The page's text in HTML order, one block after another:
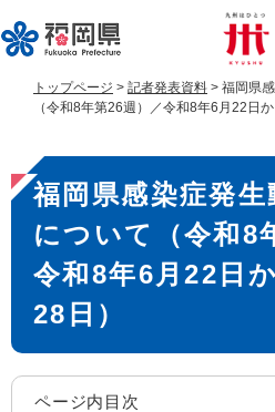
ー
ジ
す
。
ニ
ュ
し
て
トップページ > 記者発表資料 > 福岡県
（令和8年第26週）／令和8年6月22日
本
文
福岡県感染症発
について（令和8
令和8年6月22日
28日）
ページ内目次